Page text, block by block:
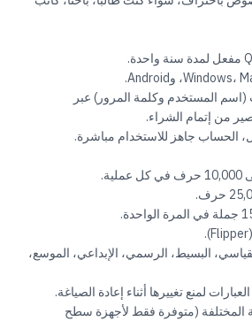
(اسم المستخدم وكلمة المرور) عبر
الحساب جاهز للاستخدام مباشرة.
البسيط، الرسمي، الإبداعي، الموسع،
لمنع تغييرها أثناء إعادة الصياغة.
المختلفة (متوفرة فقط لأجهزة سطح